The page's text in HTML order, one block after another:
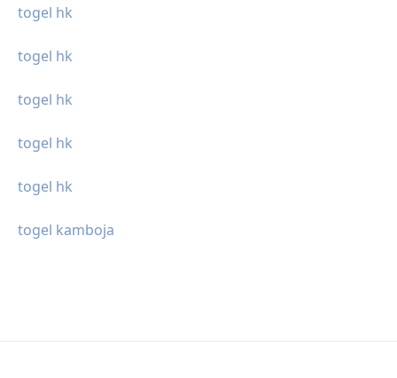
togel hk
togel hk
togel hk
togel hk
togel hk
togel kamboja